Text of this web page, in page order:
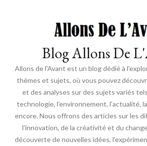
Blog Allons De
Allons de l'Avant est un blog dédié à
thèmes et sujets, où vous pouvez
et des analyses sur des sujets variés
technologie, l'environnement, l'actualité,
encore. Nous offrons des articles sur les
l'innovation, de la créativité et du
découverte de nouvelles idées,